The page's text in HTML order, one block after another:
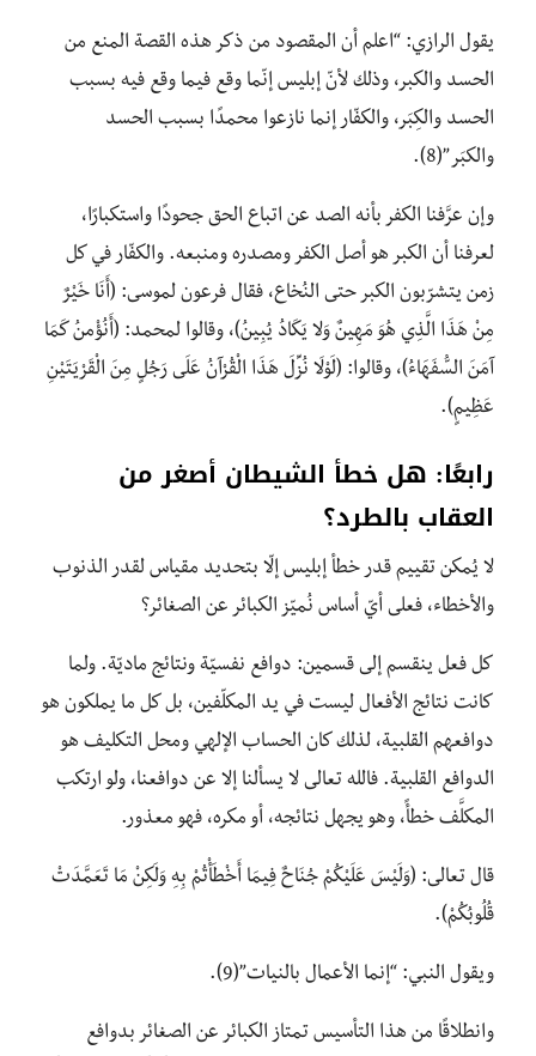
يقول الرازي: “اعلم أن المقصود من ذكر هذه القصة المنع من
الحسد والكبر، وذلك لأنّ إبليس إنّما وقع فيما وقع فيه بسبب
الحسد والكِبَر، والكفّار إنما نازعوا محمدًا بسبب الحسد
والكبَر”(8).
وإن عرَّفنا الكفر بأنه الصد عن اتباع الحق جحودًا واستكبارًا،
لعرفنا أن الكبر هو أصل الكفر ومصدره ومنبعه. والكفّار في كل
زمن يتشرّبون الكبر حتى النُخاع، فقال فرعون لموسى: (أَنَا خَيْرٌ
مِنْ هَذَا الَّذِي هُوَ مَهِينٌ وَلا يَكَادُ يُبِينُ)، وقالوا لمحمد: (أَنُؤْمِنُ كَمَا
آمَنَ السُّفَهَاءُ)، وقالوا: (لَوْلَا نُزِّلَ هَذَا الْقُرْآنُ عَلَى رَجُلٍ مِنَ الْقَرْيَتَيْنِ
عَظِيمٍ).
رابعًا: هل خطأ الشيطان أصغر من
العقاب بالطرد؟
لا يُمكن تقييم قدر خطأ إبليس إلّا بتحديد مقياس لقدر الذنوب
والأخطاء، فعلى أيّ أساس نُميّز الكبائر عن الصغائر؟
كل فعل ينقسم إلى قسمين: دوافع نفسيّة ونتائج ماديّة. ولما
كانت نتائج الأفعال ليست في يد المكلّفين، بل كل ما يملكون هو
دوافعهم القلبية، لذلك كان الحساب الإلهي ومحل التكليف هو
الدوافع القلبية. فالله تعالى لا يسألنا إلا عن دوافعنا، ولو ارتكب
المكلَّف خطأً، وهو يجهل نتائجه، أو مكره، فهو معذور.
قال تعالى: (وَلَيْسَ عَلَيْكُمْ جُنَاحٌ فِيمَا أَخْطَأْتُمْ بِهِ وَلَكِنْ مَا تَعَمَّدَتْ
قُلُوبُكُمْ).
ويقول النبي: “إنما الأعمال بالنيات”(9).
وانطلاقًا من هذا التأسيس تمتاز الكبائر عن الصغائر بدوافع